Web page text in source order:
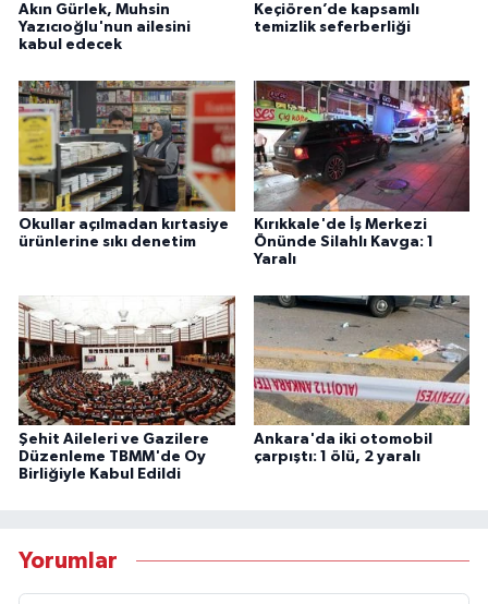
Akın Gürlek, Muhsin
Yazıcıoğlu'nun ailesini
kabul edecek
Keçiören’de kapsamlı
temizlik seferberliği
Okullar açılmadan kırtasiye
ürünlerine sıkı denetim
Kırıkkale'de İş Merkezi
Önünde Silahlı Kavga: 1
Yaralı
Şehit Aileleri ve Gazilere
Düzenleme TBMM'de Oy
Birliğiyle Kabul Edildi
Ankara'da iki otomobil
çarpıştı: 1 ölü, 2 yaralı
Yorumlar